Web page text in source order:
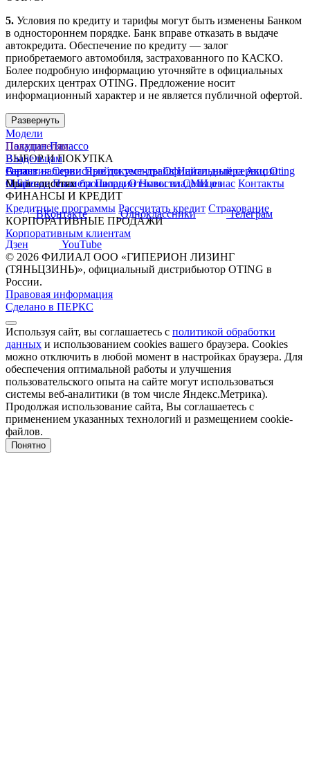
5. Условия по кредиту и тарифы могут быть изменены Банком
в одностороннем порядке. Банк вправе отказать в выдаче
автокредита. Обеспечение по кредиту — залог
приобретаемого автомобиля, застрахованного по КАСКО.
Более подробную информацию уточняйте в официальных
дилерских центрах OTING. Предложение носит
информационный характер и не является публичной офертой.
Развернуть
Модели
Паладин Палассо
Покупателям
ВЫБОР И ПОКУПКА
Авто в наличии Пройти тест-драйв Найти дилера Акции
Прайс-листы и брошюры Отзывы владельцев
ФИНАНСЫ И КРЕДИТ
Кредитные программы Рассчитать кредит Страхование
КОРПОРАТИВНЫЕ ПРОДАЖИ
Корпоративным клиентам
Владельцам
Гарантия Сервисные документы Официальный сервис Oting
О нас
О Бренде Планета Паладин Новости СМИ о нас Контакты
Мы в соцсетях
ВКонтакте Одноклассники Телеграм
Дзен
YouTube
© 2026 ФИЛИАЛ ООО «ГИПЕРИОН ЛИЗИНГ
(ТЯНЬЦЗИНЬ)», официальный дистрибьютор OTING в
России.
Правовая информация
Сделано в ПЕРКС
Используя сайт, вы соглашаетесь с политикой обработки
данных и использованием cookies вашего браузера. Cookies
можно отключить в любой момент в настройках браузера. Для
обеспечения оптимальной работы и улучшения
пользовательского опыта на сайте могут использоваться
системы веб-аналитики (в том числе Яндекс.Метрика).
Продолжая использование сайта, Вы соглашаетесь с
применением указанных технологий и размещением cookie-
файлов.
Понятно